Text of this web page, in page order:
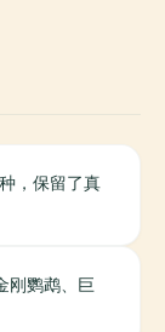
，保留了真
刚鹦鹉、巨